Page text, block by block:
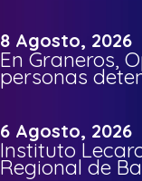
8 Agosto, 2026
En Graneros,
personas
6 Agosto, 2026
Instituto
Regional de